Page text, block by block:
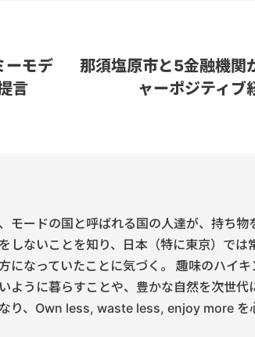
ーモデ
言
那須塩原市と5金融機関
ャーポジティブ
モードの国と呼ばれる国の人達が、持ち物
しないことを知り、日本（特に東京）では
になっていたことに気づく。 趣味のハイ
ように暮らすことや、豊かな自然を次世代
り、Own less, waste less, enjoy more を